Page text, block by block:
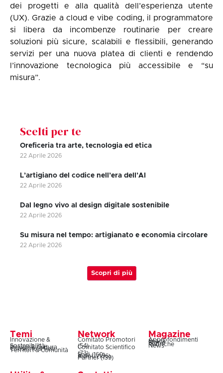
dei progetti e alla qualità dell’esperienza utente
(UX). Grazie a cloud e vibe coding, il programmatore
si libera da incombenze routinarie per creare
soluzioni più sicure, scalabili e flessibili, generando
servizi per una nuova platea di clienti e rendendo
l’innovazione tecnologica più accessibile e “su
misura”.
Scelti per te
Oreficeria tra arte, tecnologia ed etica
22 Aprile 2026
L’artigiano del codice nell’era dell’AI
22 Aprile 2026
Dal legno vivo al design digitale sostenibile
22 Aprile 2026
Su misura nel tempo: artigianato e economia circolare
22 Aprile 2026
Scopri di più
Temi
Innovazione &
Sostenibilità
Design & Cultura
Coesione & Reti
Territori & Comunità
Network
Comitato Promotori
(54)
Comitato Scientifico
(73)
Soci (160)
Autori (106)
Partner (139)
Magazine
Approfondimenti
Snack
Storie
Rubriche
News